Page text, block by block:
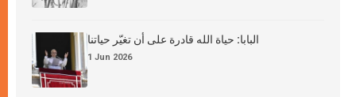
البابا: حياة الله قادرة على أن تغيّر حياتنا
1 Jun 2026